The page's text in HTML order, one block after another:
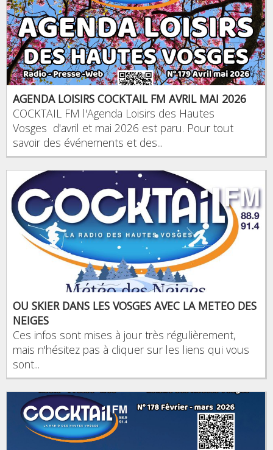
AGENDA LOISIRS COCKTAIL FM AVRIL MAI 2026
COCKTAIL FM l'Agenda Loisirs des Hautes
Vosges d'avril et mai 2026 est paru. Pour tout
savoir des événements et des...
OU SKIER DANS LES VOSGES AVEC LA METEO DES
NEIGES
Ces infos sont mises à jour très régulièrement,
mais n'hésitez pas à cliquer sur les liens qui vous
sont...